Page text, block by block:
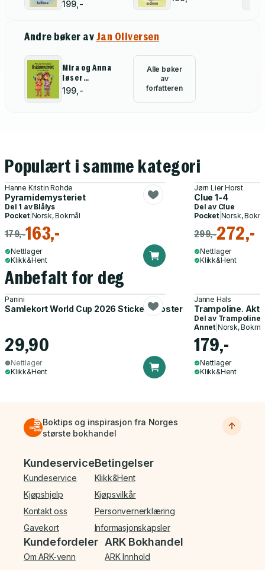
199,-
Andre bøker avJan Oliversen
Mira og Anna
løser
krabbemysteriet
199,-
Alle bøker
av
forfatteren
Populært i samme kategori
Hanne Kristin Rohde
Pyramidemysteriet
Del 1 av Blålys
Pocket| Norsk, Bokmål
179,-163,-
Nettlager
Klikk&Hent
Jørn Lier Horst
Clue 1-4
Del av Clue
Pocket| Norsk,
299,-272,-
Nettlager
Klikk&Hent
Anbefalt for deg
Panini
Samlekort World Cup 2026 Sticker Booster
29,90
Nettlager
Klikk&Hent
Janne Hals
Trampoline.
Del av Trampoline
Annet| Norsk,
179,-
Nettlager
Klikk&Hent
Boktips og inspirasjon fra Norges
største bokhandel
Bunnmeny
Kundeservice
Kundeservice
Kjøpshjelp
Kontakt oss
Gavekort
Betingelser
Klikk&Hent
Kjøpsvilkår
Personvernerklæring
Informasjonskapsler
Kundefordeler
Om ARK-venn
ARK Bokhandel
ARK Innhold